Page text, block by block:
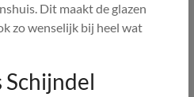
Dit maakt de glazen
zo wenselijk bij heel wat
Schijndel